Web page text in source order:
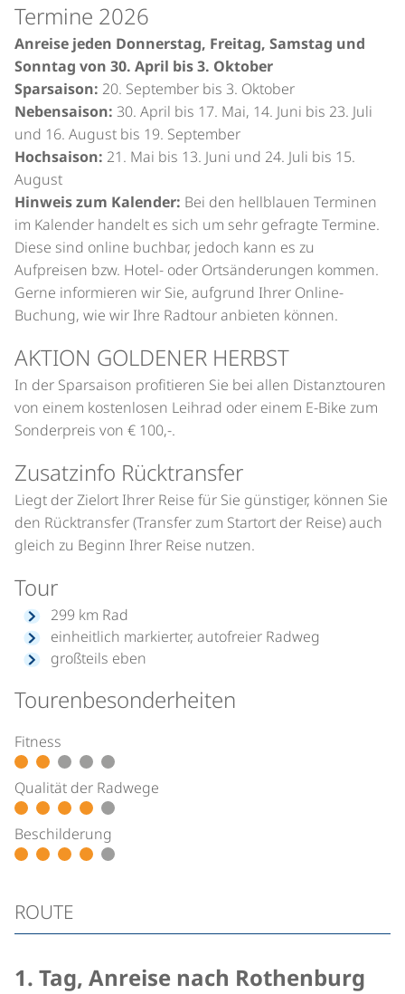
Termine 2026
Anreise jeden Donnerstag, Freitag, Samstag und
Sonntag von 30. April bis 3. Oktober
Sparsaison: 20. September bis 3. Oktober
Nebensaison: 30. April bis 17. Mai, 14. Juni bis 23. Juli
und 16. August bis 19. September
Hochsaison: 21. Mai bis 13. Juni und 24. Juli bis 15.
August
Hinweis zum Kalender: Bei den hellblauen Terminen
im Kalender handelt es sich um sehr gefragte Termine.
Diese sind online buchbar, jedoch kann es zu
Aufpreisen bzw. Hotel- oder Ortsänderungen kommen.
Gerne informieren wir Sie, aufgrund Ihrer Online-
Buchung, wie wir Ihre Radtour anbieten können.
AKTION GOLDENER HERBST
In der Sparsaison profitieren Sie bei allen Distanztouren
von einem kostenlosen Leihrad oder einem E-Bike zum
Sonderpreis von € 100,-.
Zusatzinfo Rücktransfer
Liegt der Zielort Ihrer Reise für Sie günstiger, können Sie
den Rücktransfer (Transfer zum Startort der Reise) auch
gleich zu Beginn Ihrer Reise nutzen.
Tour
299 km Rad
einheitlich markierter, autofreier Radweg
großteils eben
Tourenbesonderheiten
Fitness
Qualität der Radwege
Beschilderung
ROUTE
1. Tag, Anreise nach Rothenburg